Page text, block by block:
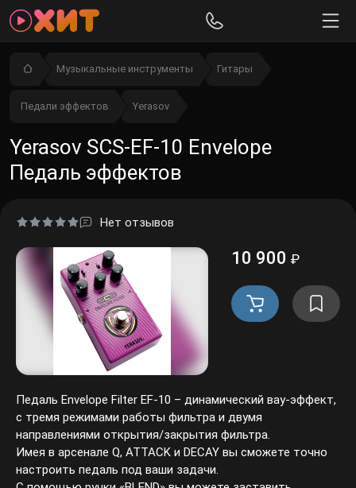
Музыкальные инструменты Гитары
Педали эффектов Yerasov
Yerasov SCS-EF-10 Envelope
Педаль эффектов
Нет отзывов
10 900 ₽
Педаль Envelope Filter EF-10 – динамический вау-эффект,
с тремя режимами работы фильтра и двумя
направлениями открытия/закрытия фильтра.
Имея в арсенале Q, ATTACK и DECAY вы сможете точно
настроить педаль под ваши задачи.